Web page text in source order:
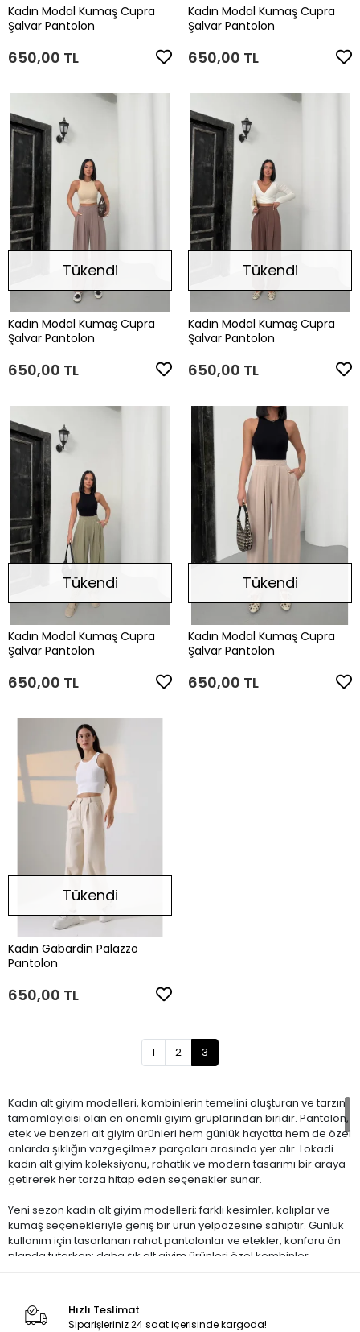
Kadın Modal Kumaş Cupra
Şalvar Pantolon
650,00 TL
Kadın Modal Kumaş Cupra
Şalvar Pantolon
650,00 TL
Tükendi
Kadın Modal Kumaş Cupra
Şalvar Pantolon
650,00 TL
Tükendi
Kadın Modal Kumaş Cupra
Şalvar Pantolon
650,00 TL
Tükendi
Kadın Modal Kumaş Cupra
Şalvar Pantolon
650,00 TL
Tükendi
Kadın Modal Kumaş Cupra
Şalvar Pantolon
650,00 TL
Tükendi
Kadın Gabardin Palazzo
Pantolon
650,00 TL
1 2 3
Kadın alt giyim modelleri, kombinlerin temelini oluşturan ve tarzın
tamamlayıcısı olan en önemli giyim gruplarından biridir. Pantolon,
etek ve benzeri alt giyim ürünleri hem günlük hayatta hem de özel
anlarda şıklığın vazgeçilmez parçaları arasında yer alır. Lokadi
kadın alt giyim koleksiyonu, rahatlık ve modern tasarımı bir araya
getirerek her tarza hitap eden seçenekler sunar.
Yeni sezon kadın alt giyim modelleri; farklı kesimler, kalıplar ve
kumaş seçenekleriyle geniş bir ürün yelpazesine sahiptir. Günlük
kullanım için tasarlanan rahat pantolonlar ve etekler, konforu ön
planda tutarken; daha şık alt giyim ürünleri özel kombinler
tipine uygun alternatifler sağlar.
Hızlı Teslimat
Siparişleriniz 24 saat içerisinde kargoda!